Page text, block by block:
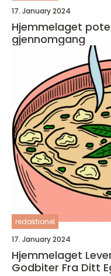
17. January 2024
Hjemmelaget
gjennomgang
redaktionel
17. January 2024
Hjemmelaget
Godbiter Fra Ditt